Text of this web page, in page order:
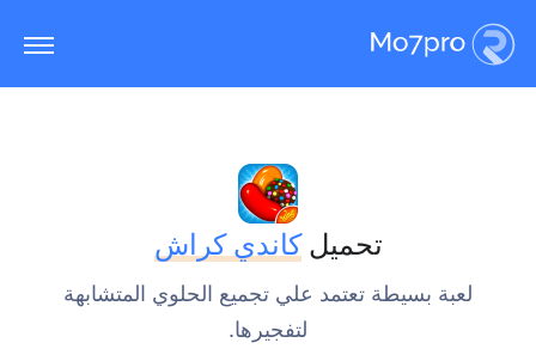
تحميلكاندي كراش
لعبة بسيطة تعتمد علي تجميع الحلوي المتشابهة
لتفجيرها.